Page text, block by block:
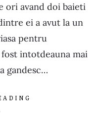
ori avand doi baieti
ei a avut la un
pentru
intotdeauna mai
gandesc…